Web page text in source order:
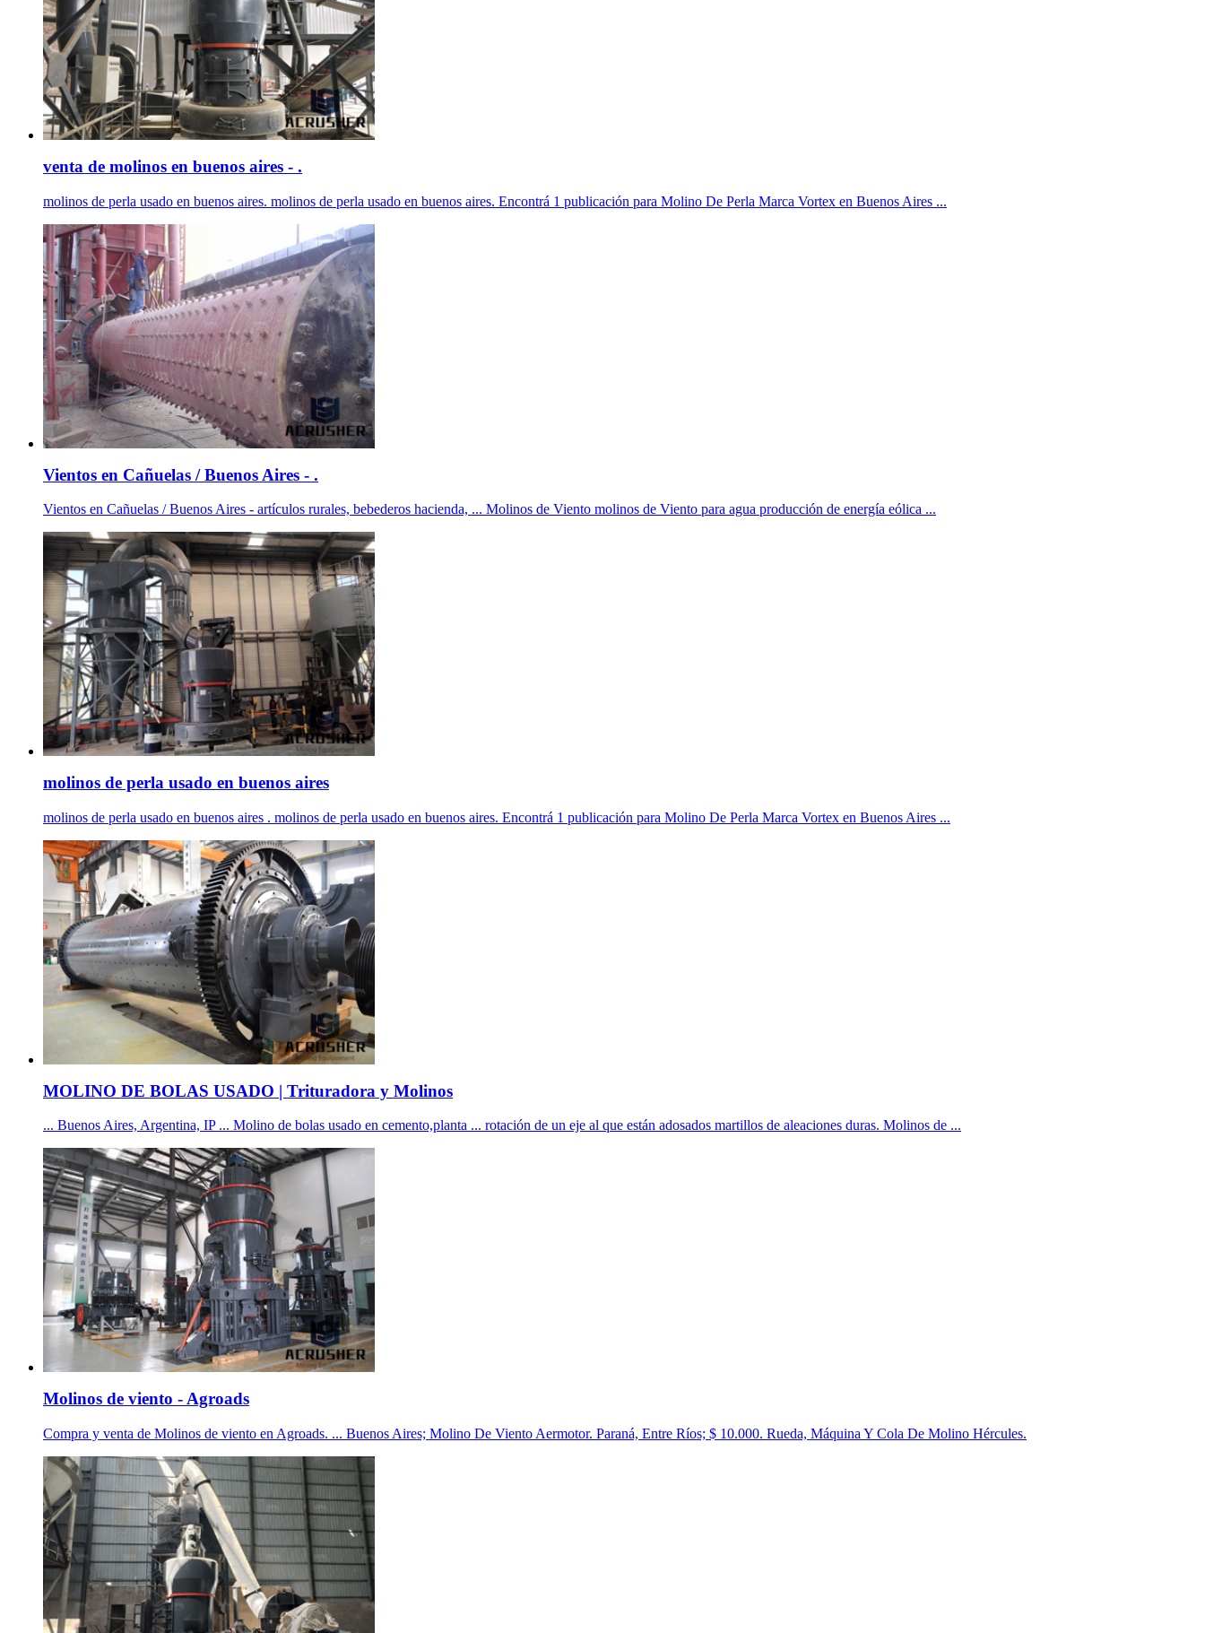
venta de molinos en buenos aires - .
molinos de perla usado en buenos aires. molinos de perla usado en buenos aires. Encontrá 1 publicación para Molino De Perla Marca Vortex en Buenos Aires ...
Vientos en Cañuelas / Buenos Aires - .
Vientos en Cañuelas / Buenos Aires - artículos rurales, bebederos hacienda, ... Molinos de Viento molinos de Viento para agua producción de energía eólica ...
molinos de perla usado en buenos aires
molinos de perla usado en buenos aires . molinos de perla usado en buenos aires. Encontrá 1 publicación para Molino De Perla Marca Vortex en Buenos Aires ...
MOLINO DE BOLAS USADO | Trituradora y Molinos
... Buenos Aires, Argentina, IP ... Molino de bolas usado en cemento,planta ... rotación de un eje al que están adosados martillos de aleaciones duras. Molinos de ...
Molinos de viento - Agroads
Compra y venta de Molinos de viento en Agroads. ... Buenos Aires; Molino De Viento Aermotor. Paraná, Entre Ríos; $ 10.000. Rueda, Máquina Y Cola De Molino Hércules.